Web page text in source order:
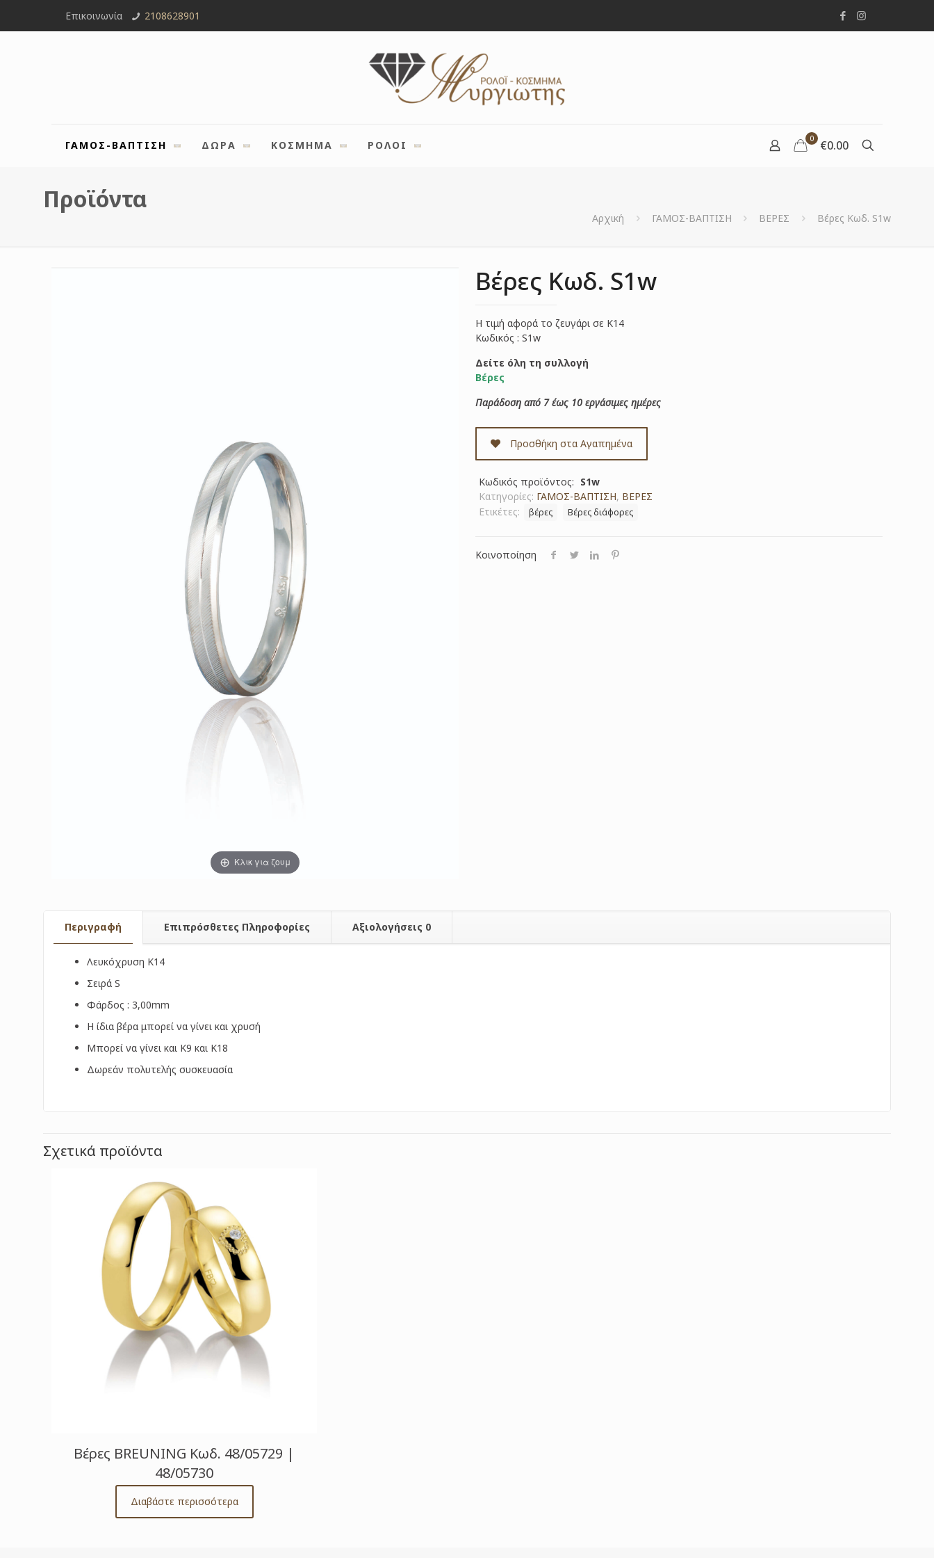
Επικοινωνία 2108628901
ΓΑΜΟΣ-ΒΑΠΤΙΣΗ ΔΩΡΑ ΚΟΣΜΗΜΑ ΡΟΛΟΙ
0 €0.00
Προϊόντα
Αρχική ΓΑΜΟΣ-ΒΑΠΤΙΣΗ ΒΕΡΕΣ Βέρες Κωδ. S1w
Κλικ για ζουμ
Βέρες Κωδ. S1w
Η τιμή αφορά το ζευγάρι σε Κ14
Κωδικός : S1w
Δείτε όλη τη συλλογή
Βέρες
Παράδοση από 7 έως 10 εργάσιμες ημέρες
Προσθήκη στα Αγαπημένα
Κωδικός προϊόντος: S1w
Κατηγορίες: ΓΑΜΟΣ-ΒΑΠΤΙΣΗ, ΒΕΡΕΣ
Ετικέτες:
βέρες Βέρες διάφορες
Κοινοποίηση
Περιγραφή Επιπρόσθετες Πληροφορίες Αξιολογήσεις 0
Λευκόχρυση Κ14
Σειρά S
Φάρδος : 3,00mm
Η ίδια βέρα μπορεί να γίνει και χρυσή
Μπορεί να γίνει και Κ9 και Κ18
Δωρεάν πολυτελής συσκευασία
Σχετικά προϊόντα
Βέρες BREUNING Κωδ. 48/05729 |
48/05730
Διαβάστε περισσότερα